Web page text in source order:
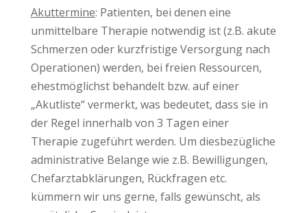
Akuttermine: Patienten, bei denen eine
unmittelbare Therapie notwendig ist (z.B. akute
Schmerzen oder kurzfristige Versorgung nach
Operationen) werden, bei freien Ressourcen,
ehestmöglichst behandelt bzw. auf einer
„Akutliste“ vermerkt, was bedeutet, dass sie in
der Regel innerhalb von 3 Tagen einer
Therapie zugeführt werden. Um diesbezügliche
administrative Belange wie z.B. Bewilligungen,
Chefarztabklärungen, Rückfragen etc.
kümmern wir uns gerne, falls gewünscht, als